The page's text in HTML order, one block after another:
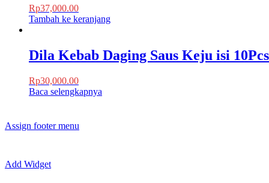
Rp37,000.00
Tambah ke keranjang
Dila Kebab Daging Saus Keju isi 10Pcs
Rp30,000.00
Baca selengkapnya
Assign footer menu
Add Widget